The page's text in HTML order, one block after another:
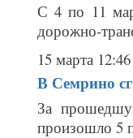
С 4 по 11
дорожно-
15 марта 12:46
В Семрино
За
произошло 5